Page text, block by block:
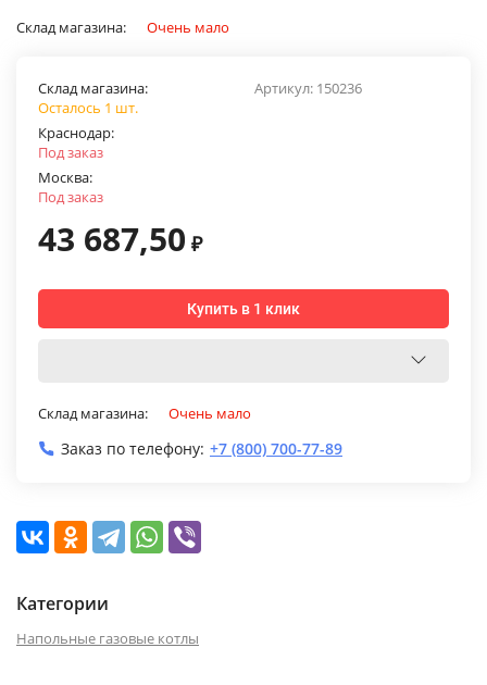
Склад магазина: Очень мало
Артикул: 150236
Склад магазина:
Осталось 1 шт.
Краснодар:
Под заказ
Москва:
Под заказ
43 687,50 ₽
Купить в 1 клик
Склад магазина: Очень мало
Заказ по телефону: +7 (800) 700-77-89
Категории
Напольные газовые котлы